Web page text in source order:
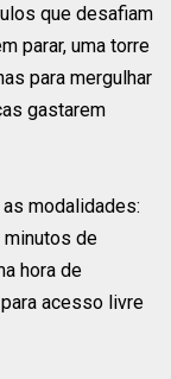
que desafiam
parar, uma torre
para mergulhar
gastarem
modalidades:
minutos de
hora de
acesso livre